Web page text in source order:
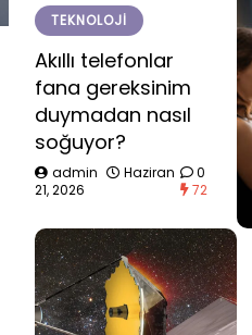
TEKNOLOJI
Akıllı telefonlar
fana gereksinim
duymadan nasıl
soğuyor?
admin
Haziran
21, 2026
0
72